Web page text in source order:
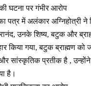
घटना पर गंभीर आरोप
पत्र में अलंकार अग्निहोत्री ने
उनके शिष्य, बटुक और
किया गया, बटुक ब्राह्मण
और सांस्कृतिक प्रतीक है ,
है।